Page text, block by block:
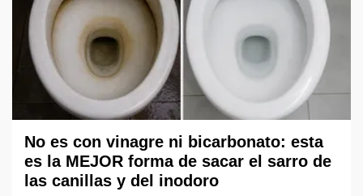
No es con vinagre ni bicarbonato: esta
es la MEJOR forma de sacar el sarro de
las canillas y del inodoro